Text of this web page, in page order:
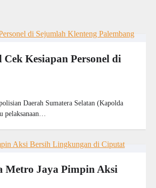
Kesiapan Personel di
Daerah Sumatera Selatan (Kapolda
Metro Jaya Pimpin Aksi